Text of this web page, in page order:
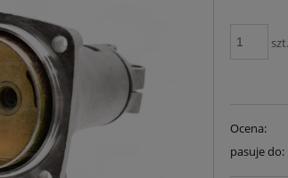
Ocena:
pasuje do: